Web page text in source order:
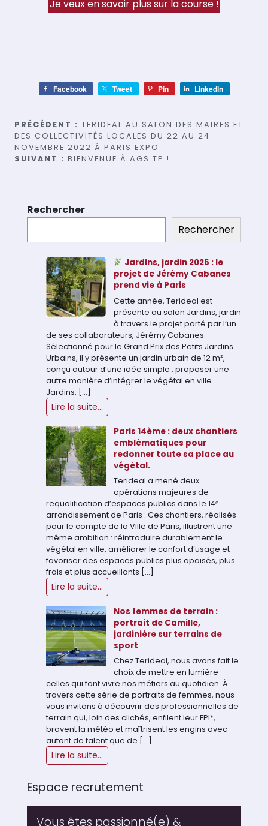
Je veux en savoir plus sur la course !
Facebook Tweet Pin LinkedIn
Navigation
de
PRÉCÉDENT : TERIDEAL AU SALON DES MAIRES ET
DES COLLECTIVITÉS LOCALES DU 22 AU 24
NOVEMBRE 2022 À PARIS EXPO
SUIVANT : BIENVENUE À AGS TP !
Rechercher
Rechercher
Jardins, jardin 2026 : le
projet de Jérémy Cabanes
prend vie à Paris
Cette année, Terideal est
présente au salon Jardins, jardin
à travers le projet porté par l’un
de ses collaborateurs, Jérémy Cabanes.
Sélectionné pour le Grand Prix des Petits Jardins
Urbains, il y présente un jardin urbain de 12 m²,
conçu autour d’une idée simple : proposer une
autre manière d’intégrer le végétal en ville.
Jardins, […]
Lire la suite...
Paris 14ème : deux chantiers
emblématiques pour
redonner toute sa place au
végétal.
Terideal a mené deux
opérations majeures de
requalification d’espaces publics dans le 14ᵉ
arrondissement de Paris : Ces chantiers, réalisés
pour le compte de la Ville de Paris, illustrent une
même ambition : réintroduire durablement le
végétal en ville, améliorer le confort d’usage et
favoriser des espaces publics plus apaisés, plus
frais et plus accueillants […]
Lire la suite...
Nos femmes de terrain :
portrait de Camille,
jardinière sur terrains de
sport
Chez Terideal, nous avons fait le
choix de mettre en lumière
celles qui font vivre nos métiers au quotidien. À
travers cette série de portraits de femmes, nous
vous invitons à découvrir des professionnelles de
terrain qui, loin des clichés, enfilent leur EPI*,
bravent la météo et maîtrisent les engins avec
autant de talent que de […]
Lire la suite...
Espace recrutement
Vous êtes passionné(e) &